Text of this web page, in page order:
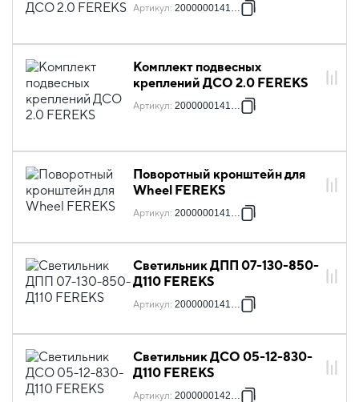
Артикул: 2000000141299
Комплект подвесных
креплений ДСО 2.0 FEREKS
Артикул: 2000000141305
Поворотный кронштейн для
Wheel FEREKS
Артикул: 2000000141312
Светильник ДПП 07-130-850-
Д110 FEREKS
Артикул: 2000000141947
Светильник ДСО 05-12-830-
Д110 FEREKS
Артикул: 2000000142203